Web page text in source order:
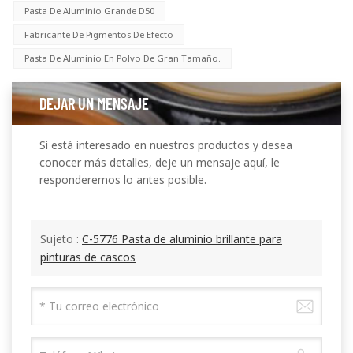
Pasta De Aluminio Grande D50
Fabricante De Pigmentos De Efecto
Pasta De Aluminio En Polvo De Gran Tamaño.
DEJAR UN MENSAJE
Si está interesado en nuestros productos y desea
conocer más detalles, deje un mensaje aquí, le
responderemos lo antes posible.
Sujeto : C-5776 Pasta de aluminio brillante para
pinturas de cascos